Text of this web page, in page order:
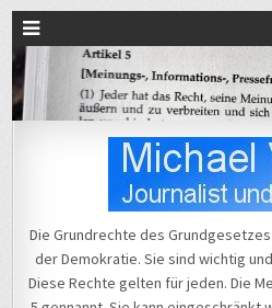
Michael Voß
Die Grundrechte des
der Demokratie. Sie sind wichtig
Diese Rechte gelten für jeden. Die